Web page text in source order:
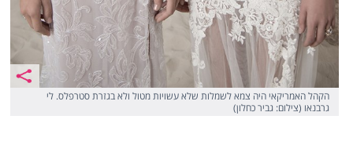
הקהל האמריקאי היה צמא לשמלות שלא עשויות מטול ולא בגזרת סטרפלס. לי
גרבנאו (צילום: גביר כחלון)